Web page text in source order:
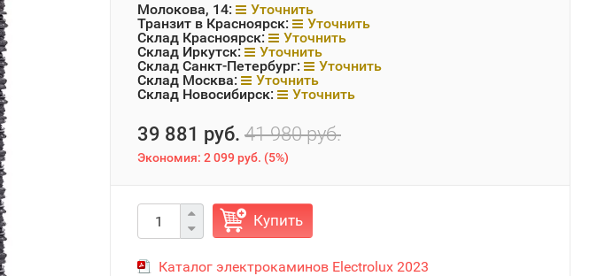
Молокова, 14:
Уточнить
Транзит в Красноярск:
Уточнить
Склад Красноярск:
Уточнить
Склад Иркутск:
Уточнить
Склад Санкт-Петербург:
Уточнить
Склад Москва:
Уточнить
Склад Новосибирск:
Уточнить
39 881 руб. 41 980 руб.
Экономия: 2 099 руб. (5%)
Купить
Каталог электрокаминов Electrolux 2023